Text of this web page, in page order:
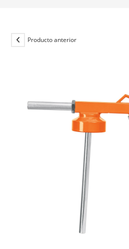
Producto anterior